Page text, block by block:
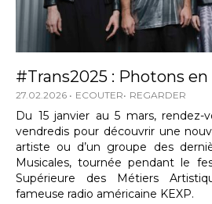
#Trans2025 : Photons en
27.02.2026 ECOUTER REGARDER
Du 15 janvier au 5 mars,
vendredis pour découvrir une
artiste ou d’un groupe des
Musicales, tournée pendant le
Supérieure des Métiers
fameuse radio américaine KEXP.